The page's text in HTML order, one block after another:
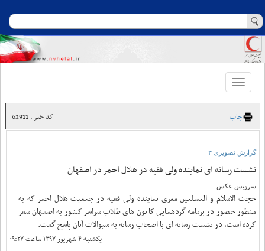
Toggle
navigation
چاپ کد خبر : 62911
گزارش تصویری ۳
نشست رسانه ای نماینده ولی فقیه در هلال احمر در اصفهان
سرویس عکس
حجت الاسلام و المسلمین معزی نماینده ولی فقیه در جمعیت هلال احمر که به
منظور حضور در برنامه گردهمایی کانون های طلاب سراسر کشور به اصفهان سفر
کرده است، در نشست رسانه ای با اصحاب رسانه به سیوالات آنان پاسخ گفت.
یکشنبه ۴ شهریور ۱۳۹۷ ساعت ۰۹:۲۷